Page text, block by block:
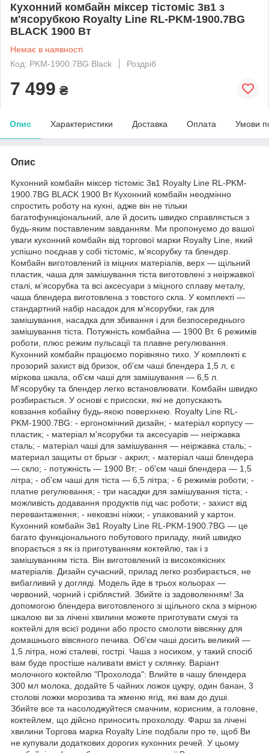
Кухонний комбайн міксер тістоміс 3в1 з
м'ясорубкою Royalty Line RL-PKM-1900.7BG
BLACK 1900 Вт
Немає в наявності
Код: PKM-1900.7BG Black
Роздріб
7 499 ₴
Опис Характеристики Доставка Оплата Умови
Опис
Кухонний комбайн міксер тістоміс 3в1 Royalty Line RL-PKM-
1900.7BG BLACK 1900 Вт Кухонний комбайн неодмінно
спростить роботу на кухні, адже він не тільки
багатофункціональний, але й досить швидко справляється з
будь-яким поставленим завданням. Ми пропонуємо до вашої
уваги кухонний комбайн від торгової марки Royalty Line, який
успішно поєднав у собі тістоміс, м'ясорубку та блендер.
Комбайн виготовлений із міцних матеріалів, верх — щільний
пластик, чаша для замішування тіста виготовлені з неіржавкої
сталі, м'ясорубка та всі аксесуари з міцного сплаву металу,
чаша блендера виготовлена з товстого скла. У комплекті —
стандартний набір насадок для м'ясорубки, гак для
замішування, насадка для збивання і для безпосереднього
замішування тіста. Потужність комбайна — 1900 Вт. 6 режимів
роботи, плюс режим пульсації та плавне регулювання.
Кухонний комбайн працюємо порівняно тихо. У комплекті є
прозорий захист від бризок, об'єм чаші блендера 1,5 л, є
міркова шкала, об'єм чаші для замішування — 6,5 л.
М'ясорубку та блендер легко встановлювати. Комбайн швидко
розбирається. У основі є присоски, які не допускають
ковзання кобайну будь-якою поверхнею. Royalty Line RL-
PKM-1900.7BG: - ергономічний дизайн; - матеріал корпусу —
пластик; - матеріал м'ясорубки та аксесуарів — неіржавка
сталь; - матеріал чаші для замішування — неіржавка сталь; -
материал защиты от брызг - акрил; - матеріал чаші блендера
— скло; - потужність — 1900 Вт; - об'єм чаші блендера — 1,5
літра; - об'єм чаші для тіста — 6,5 літра; - 6 режимів роботи; -
платне регулювання; - три насадки для замішування тіста; -
можливість додавання продуктів під час роботи; - захист від
перевантаження; - нековзні ніжки; - упакований у картон.
Кухонний комбайн 3в1 Royalty Line RL-PKM-1900.7BG — це
багато функціонального побутового приладу, який швидко
впорається з як із приготуванням коктейлю, так і з
замішуванням тіста. Він виготовлений із високоякісних
матеріалів. Дизайн сучасний, прилад легко розбирається, не
вибагливий у догляді. Модель йде в трьох кольорах —
червоний, чорний і сріблястий. Збийте із задоволенням! За
допомогою блендера виготовленого зі щільного скла з мірною
шкалою ви за лічені хвилини можете приготувати смузі та
коктейлі для всієї родини або просто смолоти вівсянку для
домашнього вівсяного печива. Об'єм чаші досить великий —
1,5 літра, ножі сталеві, гострі. Чаша з носиком, у такий спосіб
вам буде простіше наливати вміст у склянку. Варіант
молочного коктейлю "Прохолода": Влийте в чашу блендера
300 мл молока, додайте 5 чайних ложок цукру, один банан, 3
столові ложки морозива та жменю ягід, які вам до душі.
Збийте все та насолоджуйтеся смачним, корисним, а головне,
коктейлем, що дійсно приносить прохолоду. Фарш за лічені
хвилини Торгова марка Royalty Line подбали про те, щоб Ви
не купували додаткових дорогих кухонних речей. У цьому